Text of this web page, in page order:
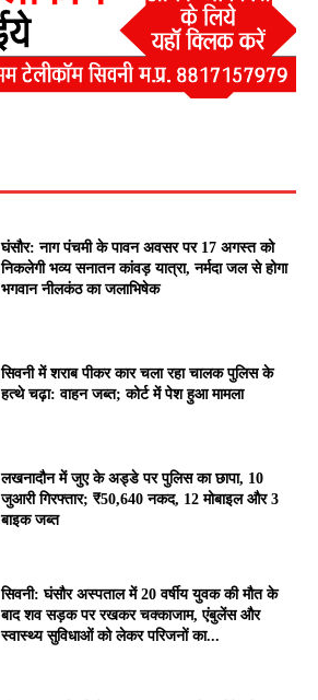
घंसौर: नाग पंचमी के पावन अवसर पर 17 अगस्त को
निकलेगी भव्य सनातन कांवड़ यात्रा, नर्मदा जल से होगा
भगवान नीलकंठ का जलाभिषेक
सिवनी में शराब पीकर कार चला रहा चालक पुलिस के
हत्थे चढ़ा: वाहन जब्त; कोर्ट में पेश हुआ मामला
लखनादौन में जुए के अड्डे पर पुलिस का छापा, 10
जुआरी गिरफ्तार; ₹50,640 नकद, 12 मोबाइल और 3
बाइक जब्त
सिवनी: घंसौर अस्पताल में 20 वर्षीय युवक की मौत के
बाद शव सड़क पर रखकर चक्काजाम, एंबुलेंस और
स्वास्थ्य सुविधाओं को लेकर परिजनों का...